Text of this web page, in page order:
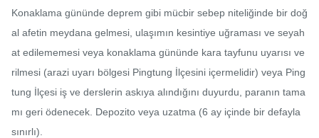
Konaklama gününde deprem gibi mücbir sebep niteliğinde bir doğ
al afetin meydana gelmesi, ulaşımın kesintiye uğraması ve seyah
at edilememesi veya konaklama gününde kara tayfunu uyarısı ve
rilmesi (arazi uyarı bölgesi Pingtung İlçesini içermelidir) veya Ping
tung İlçesi iş ve derslerin askıya alındığını duyurdu, paranın tama
mı geri ödenecek. Depozito veya uzatma (6 ay içinde bir defayla
sınırlı).